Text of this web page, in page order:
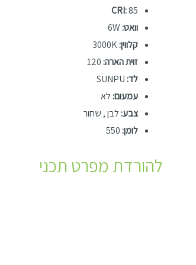
CRI:85
וואט: 6W
קלווין:3000K
זוית הארה: 120
לד:
עמעום: לא
צבע: לבן , שחור
לומן:
להורדת מפרט תכני